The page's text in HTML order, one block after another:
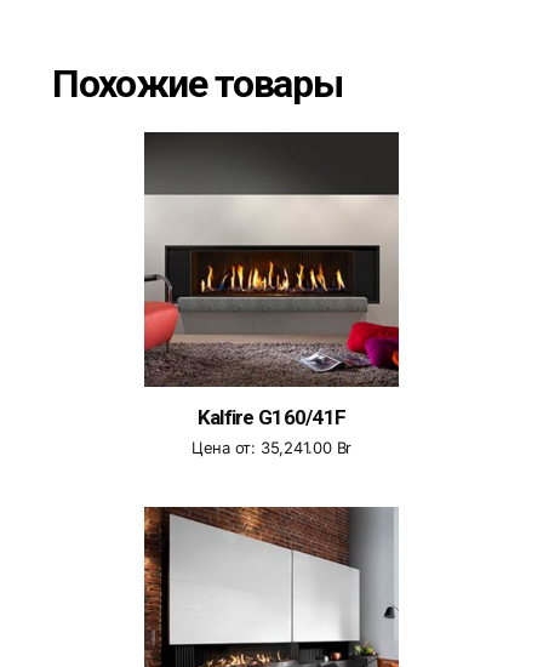
Похожие товары
Kalfire G160/41F
Цена от: 35,241.00 Br